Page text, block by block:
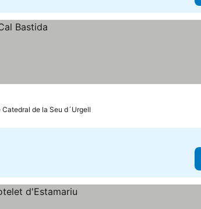
Catedral de la Seu d´Urgell